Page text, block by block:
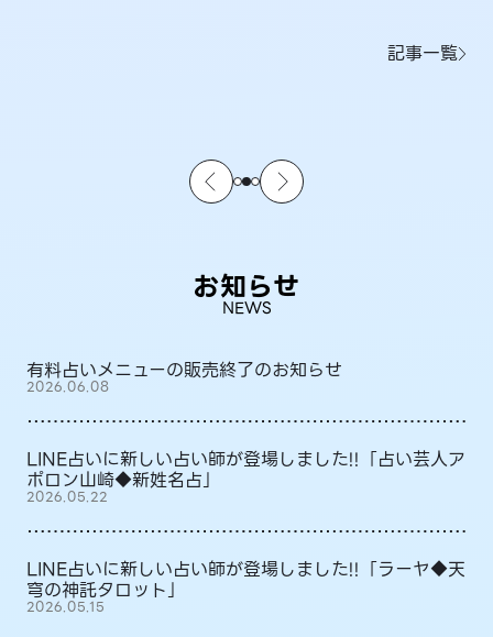
記事一覧
お知らせ
NEWS
有料占いメニューの販売終了のお知らせ
2026.06.08
LINE占いに新しい占い師が登場しました!!「占い芸人ア
ポロン山崎◆新姓名占」
2026.05.22
LINE占いに新しい占い師が登場しました!!「ラーヤ◆天
穹の神託タロット」
2026.05.15